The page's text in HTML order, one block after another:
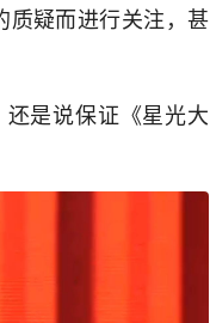
质疑而进行关注，甚
是说保证《星光大